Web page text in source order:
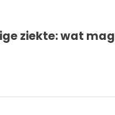
ziekte: wat mag